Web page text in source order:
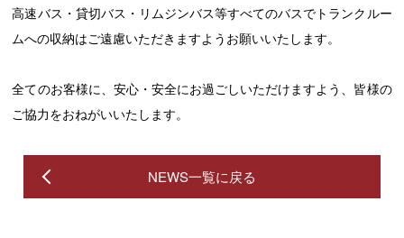
高速バス・貸切バス・リムジンバス等すべてのバスでトランクルー
ムへの収納はご遠慮いただきますようお願いいたします。
全てのお客様に、安心・安全にお過ごしいただけますよう、皆様の
ご協力をおねがいいたします。
NEWS一覧に戻る